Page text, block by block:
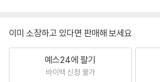
이미 소장하고 있다면 판매해 보세요.
예스24에 팔기
바이백 신청 불가